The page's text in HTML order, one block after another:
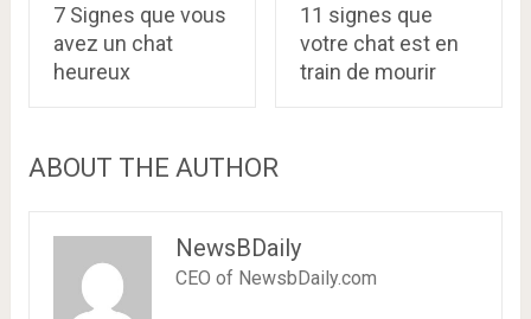
7 Signes que vous
avez un chat
heureux
11 signes que
votre chat est en
train de mourir
ABOUT THE AUTHOR
NewsBDaily
CEO of NewsbDaily.com